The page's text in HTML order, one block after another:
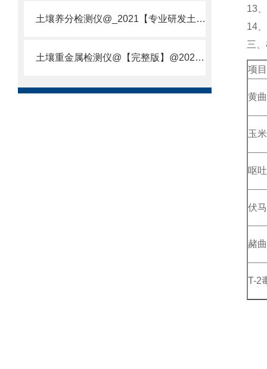
土壤养分检测仪@_2021【专业研发土壤养分快速检测仪器仪表厂】
土壤重金属检测仪@【完整版】@2021专业土壤重金属快速检测仪器仪表
13
14
三
项
黄
玉
呕
伏
赭
T-2